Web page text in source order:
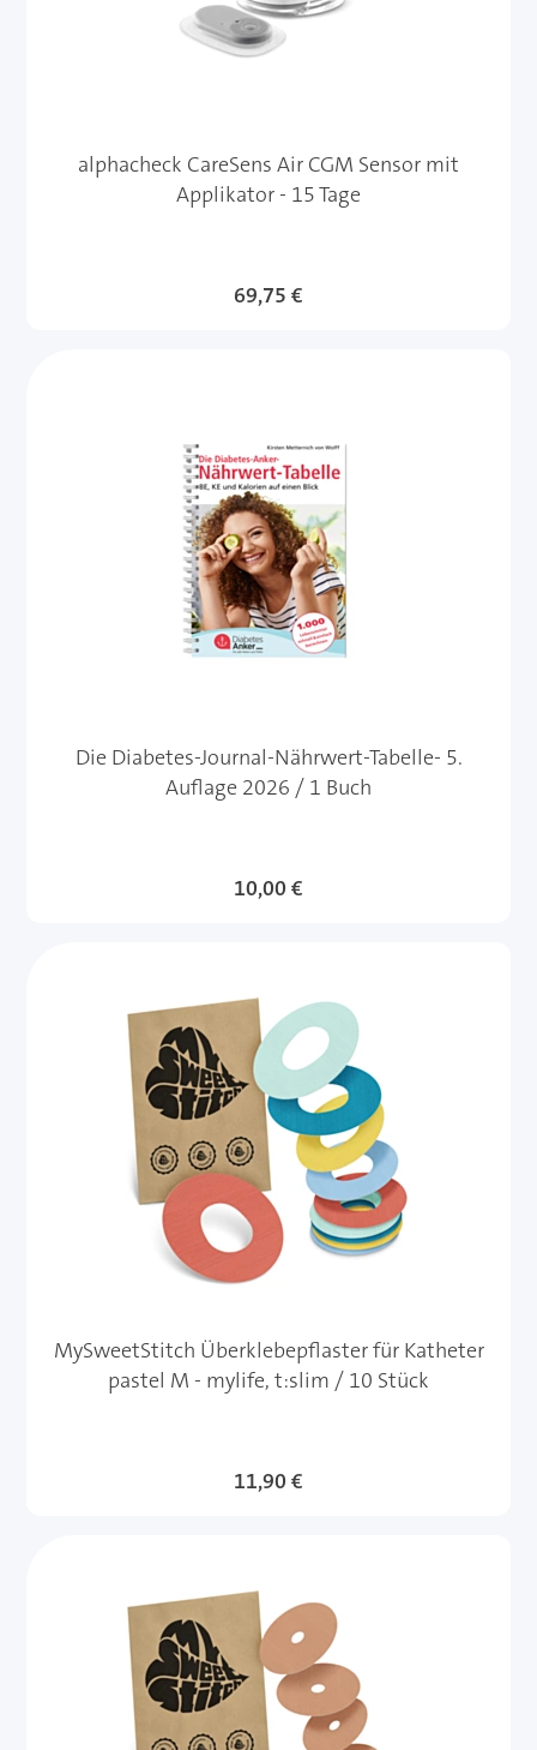
alphacheck CareSens Air CGM Sensor mit
Applikator - 15 Tage
69,75 €
Die Diabetes-Journal-Nährwert-Tabelle- 5.
Auflage 2026 / 1 Buch
10,00 €
MySweetStitch Überklebepflaster für Katheter
pastel M - mylife, t:slim / 10 Stück
11,90 €